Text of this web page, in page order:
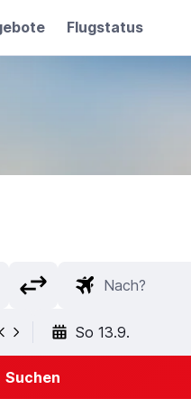
Flugstatus
So 13.9.
Suchen